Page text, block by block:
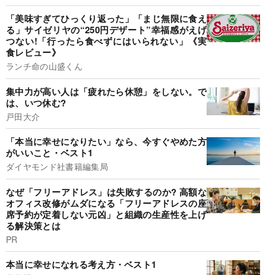
「美味すぎてひっくり返った」「まじ無限に食え
る」サイゼリヤの“250円デザート”幸福感がえげ
つない!「行ったら食べずにはいられない」《実
食レビュー》
ランチ命の山盛くん
集中力が高い人は「疲れたら休憩」をしない。で
は、いつ休む?
戸田大介
「本当に幸せになりたい」なら、今すぐやめた方
がいいこと・ベスト1
ダイヤモンド社書籍編集局
なぜ「フリーアドレス」は失敗するのか? 高額な
オフィス改修がムダになる「フリーアドレスの座
席予約が定着しない元凶」と組織の生産性を上げ
る解決策とは
PR
本当に幸せになれる考え方・ベスト1